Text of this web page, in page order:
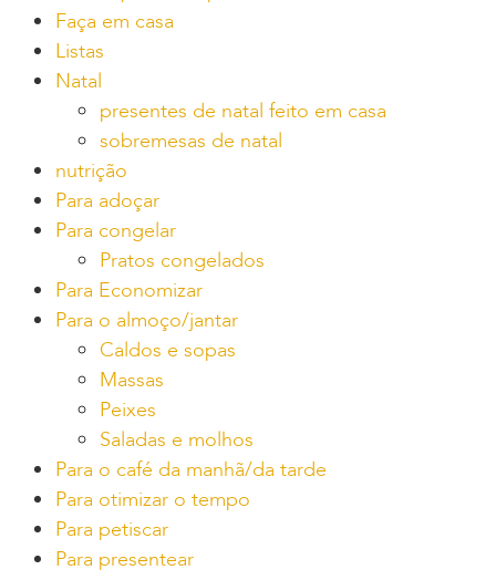
Faça em casa
Listas
Natal
presentes de natal feito em casa
sobremesas de natal
nutrição
Para adoçar
Para congelar
Pratos congelados
Para Economizar
Para o almoço/jantar
Caldos e sopas
Massas
Peixes
Saladas e molhos
Para o café da manhã/da tarde
Para otimizar o tempo
Para petiscar
Para presentear